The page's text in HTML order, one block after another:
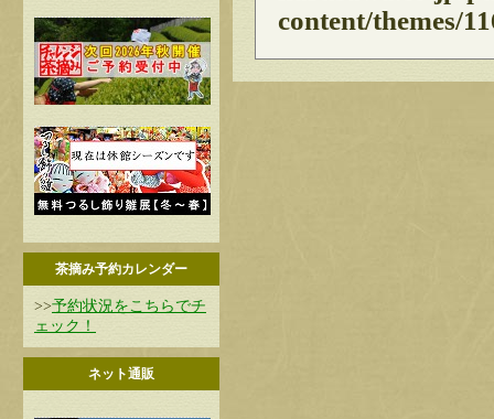
茶摘み予約カレンダー
>>予約状況をこちらでチ
ェック！
ネット通販
content/themes/